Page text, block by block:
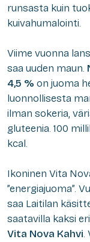
runsasta kuin
kuivahumalointi.
Viime vuonna
saa uuden maun.
4,5 % on juoma
luonnollisesta
ilman sokeria,
gluteenia. 100
kcal.
Ikoninen Vita
”energiajuoma”.
saa Laitilan
saatavilla kaksi
Vita Nova Kahvi.